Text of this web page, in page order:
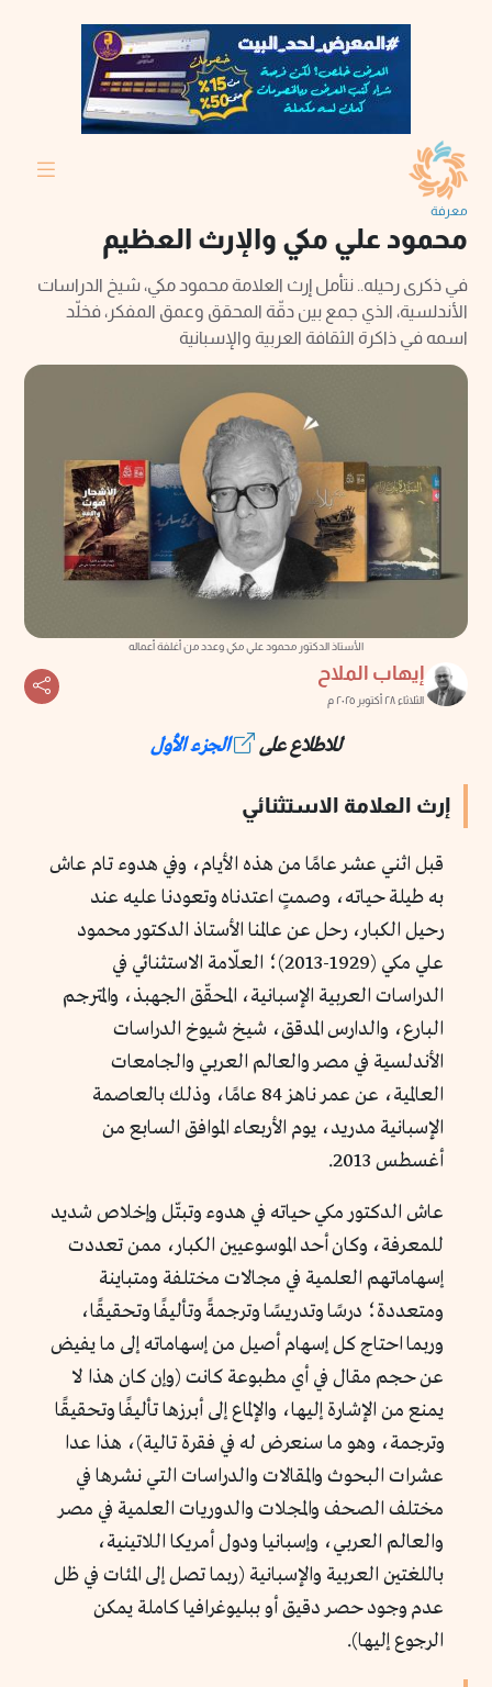
معرفة
محمود علي مكي والإرث العظيم
في ذكرى رحيله.. نتأمل إرث العلامة محمود مكي، شيخ الدراسات
الأندلسية، الذي جمع بين دقّة المحقق وعمق المفكر، فخلّد
اسمه في ذاكرة الثقافة العربية والإسبانية
الأستاذ الدكتور محمود علي مكي وعدد من أغلفة أعماله
إيهاب الملاح
الثلاثاء ٢٨ أكتوبر ٢٠٢٥ م
للاطلاع على الجزء الأول
إرث العلامة الاستثنائي
قبل اثني عشر عامًا من هذه الأيام، وفي هدوء تام عاش
به طيلة حياته، وصمتٍ اعتدناه وتعودنا عليه عند
رحيل الكبار، رحل عن عالمنا الأستاذ الدكتور محمود
علي مكي (1929-2013)؛ العلّامة الاستثنائي في
الدراسات العربية الإسبانية، المحقّق الجهبذ، والمترجم
البارع، والدارس المدقق، شيخ شيوخ الدراسات
الأندلسية في مصر والعالم العربي والجامعات
العالمية، عن عمر ناهز 84 عامًا، وذلك بالعاصمة
الإسبانية مدريد، يوم الأربعاء الموافق السابع من
أغسطس 2013.
عاش الدكتور مكي حياته في هدوء وتبتّل وإخلاص شديد
للمعرفة، وكان أحد الموسوعيين الكبار، ممن تعددت
إسهاماتهم العلمية في مجالات مختلفة ومتباينة
ومتعددة؛ درسًا وتدريسًا وترجمةً وتأليفًا وتحقيقًا،
وربما احتاج كل إسهام أصيل من إسهاماته إلى ما يفيض
عن حجم مقال في أي مطبوعة كانت (وإن كان هذا لا
يمنع من الإشارة إليها، والإلماع إلى أبرزها تأليفًا وتحقيقًا
وترجمة، وهو ما سنعرض له في فقرة تالية)، هذا عدا
عشرات البحوث والمقالات والدراسات التي نشرها في
مختلف الصحف والمجلات والدوريات العلمية في مصر
والعالم العربي، وإسبانيا ودول أمريكا اللاتينية،
باللغتين العربية والإسبانية (ربما تصل إلى المئات في ظل
عدم وجود حصر دقيق أو ببليوغرافيا كاملة يمكن
الرجوع إليها).